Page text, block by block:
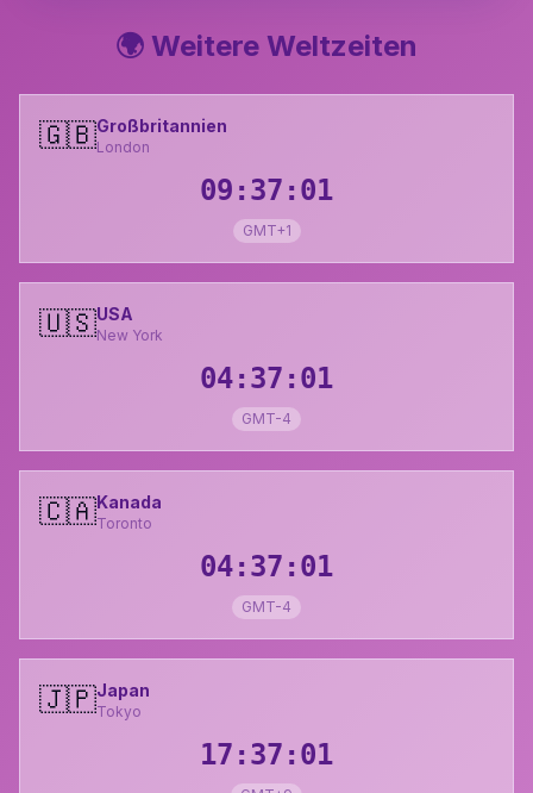
🌍 Weitere Weltzeiten
🇬🇧Großbritannien
London
09:37:02
GMT+1
🇺🇸USA
New York
04:37:02
GMT-4
🇨🇦Kanada
Toronto
04:37:02
GMT-4
🇯🇵Japan
Tokyo
17:37:02